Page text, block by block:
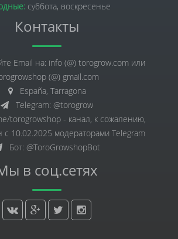
суббота, воскресенье
Контакты
Email на: info (@) torogrow.com или
(@) gmail.com
España, Tarragona
Telegram: @torogrow
torogrowshop - канал, к сожалению,
с 10.02.2025 модераторами Telegram
Бот: @ToroGrowshopBot
в соц.сетях